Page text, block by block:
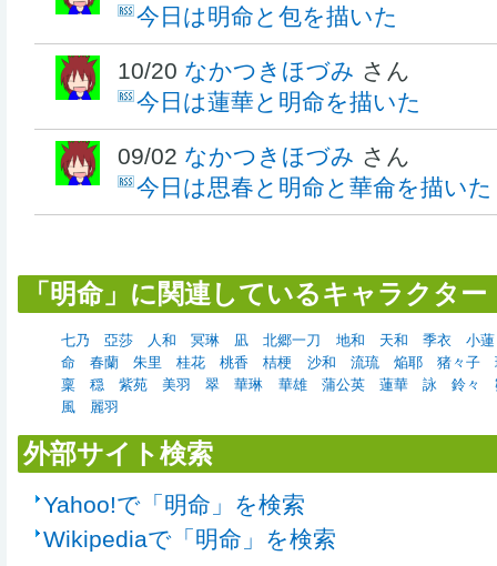
今日は明命と包を描いた
10/20 なかつきほづみ さん
今日は蓮華と明命を描いた
09/02 なかつきほづみ さん
今日は思春と明命と華侖を描いた
「明命」に関連しているキャラクター
七乃 亞莎 人和 冥琳 凪 北郷一刀 地和 天和 季衣
小蓮
命
春蘭 朱里 桂花 桃香 桔梗 沙和 流琉 焔耶 猪々子
稟
穏 紫苑 美羽 翠 華琳 華雄 蒲公英 蓮華 詠 鈴々
風
麗羽
外部サイト検索
Yahoo!で「明命」を検索
Wikipediaで「明命」を検索